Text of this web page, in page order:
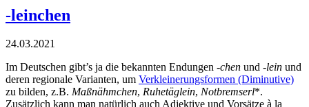
-leinchen
24.03.2021
Im Deutschen gibt’s ja die bekannten Endungen -chen und -lein und
deren regionale Varianten, um Verkleinerungsformen (Diminutive)
zu bilden, z.B. Maßnähmchen, Ruhetäglein, Notbremserl*.
Zusätzlich kann man natürlich auch Adjektive und Vorsätze à la